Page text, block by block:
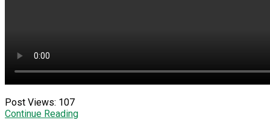
Post Views: 107
Continue Reading